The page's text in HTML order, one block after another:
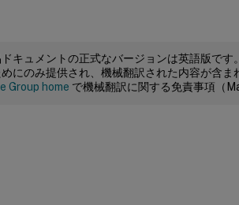
ドキュメントの正式なバージョンは英語版で
にのみ提供され、機械翻訳された内容が含ま
Group home で機械翻訳に関する免責事項（